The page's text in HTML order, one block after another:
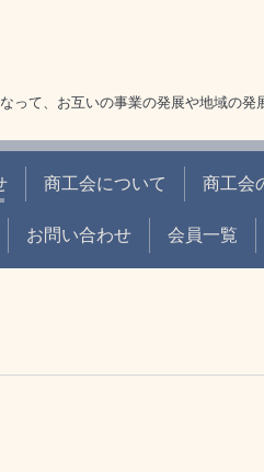
って、お互いの事業の発展や地域の発
商工会について 商工会
お問い合わせ 会員一覧